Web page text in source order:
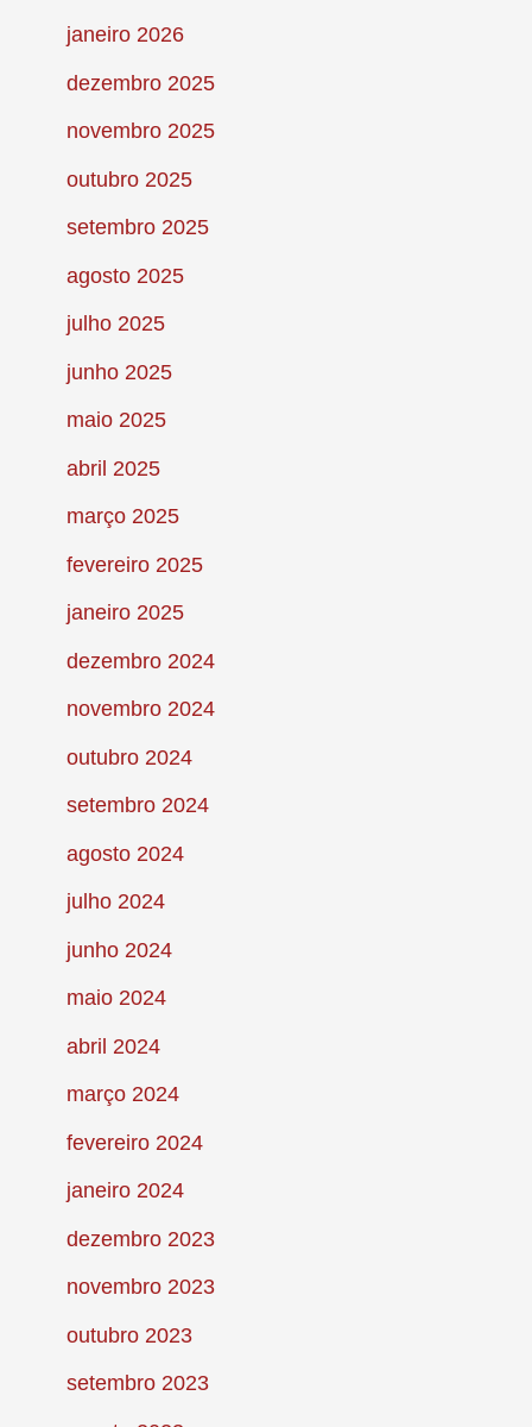
janeiro 2026
dezembro 2025
novembro 2025
outubro 2025
setembro 2025
agosto 2025
julho 2025
junho 2025
maio 2025
abril 2025
março 2025
fevereiro 2025
janeiro 2025
dezembro 2024
novembro 2024
outubro 2024
setembro 2024
agosto 2024
julho 2024
junho 2024
maio 2024
abril 2024
março 2024
fevereiro 2024
janeiro 2024
dezembro 2023
novembro 2023
outubro 2023
setembro 2023